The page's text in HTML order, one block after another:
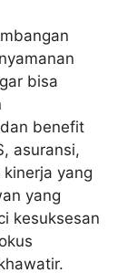
bisa
benefit
asuransi,
yang
yang
kesuksesan